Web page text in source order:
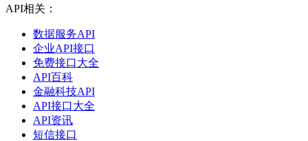
API相关：
数据服务API
企业API接口
免费接口大全
API百科
金融科技API
API接口大全
API资讯
短信接口